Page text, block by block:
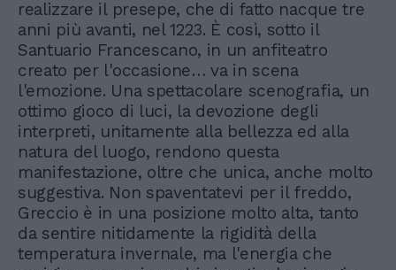
realizzare il presepe, che di fatto nacque tre
anni più avanti, nel 1223. È così, sotto il
Santuario Francescano, in un anfiteatro
creato per l'occasione… va in scena
l'emozione. Una spettacolare scenografia, un
ottimo gioco di luci, la devozione degli
interpreti, unitamente alla bellezza ed alla
natura del luogo, rendono questa
manifestazione, oltre che unica, anche molto
suggestiva. Non spaventatevi per il freddo,
Greccio è in una posizione molto alta, tanto
da sentire nitidamente la rigidità della
temperatura invernale, ma l'energia che